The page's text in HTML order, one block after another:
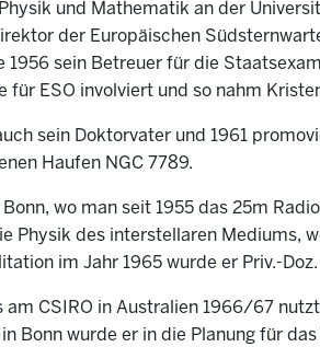
und Mathematik an der
der Europäischen
1956 sein Betreuer für die
für ESO involviert und so nahm
sein Doktorvater und 1961
Haufen NGC 7789.
wo man seit 1955 das 25m
Physik des interstellaren Mediums,
im Jahr 1965 wurde er Priv.-
am CSIRO in Australien 1966/67
Bonn wurde er in die Planung für